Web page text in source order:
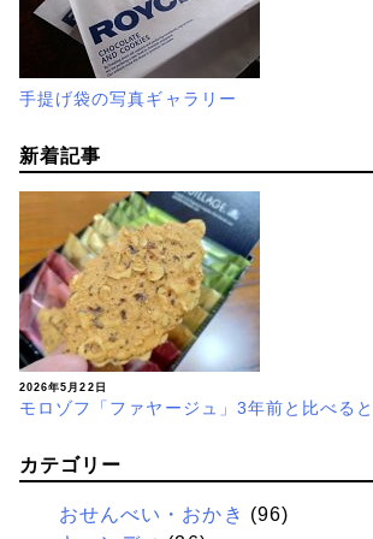
手提げ袋の写真ギャラリー
新着記事
2026年5月22日
モロゾフ「ファヤージュ」3年前と比べると
カテゴリー
おせんべい・おかき (96)